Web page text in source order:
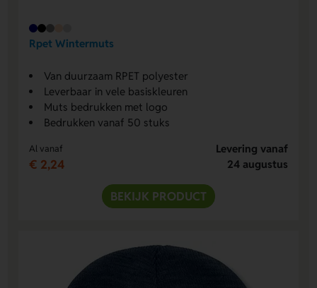
Rpet Wintermuts
Van duurzaam RPET polyester
Leverbaar in vele basiskleuren
Muts bedrukken met logo
Bedrukken vanaf 50 stuks
Al vanaf
€ 2,24
Levering vanaf
24 augustus
BEKIJK PRODUCT